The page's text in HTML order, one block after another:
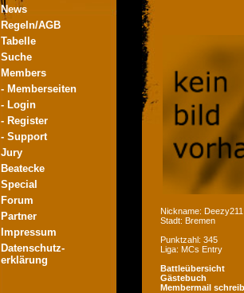
News
Regeln/AGB
Tabelle
Suche
Members
- Memberseiten
- Login
- Register
- Support
Jury
Beatecke
Special
Forum
Partner
Impressum
Datenschutz-
erklärung
Nickname: Deezy211
Stadt: Bremen
Punktzahl: 345
Liga: MCs Entry
Battleübersicht
Gästebuch
Membermail